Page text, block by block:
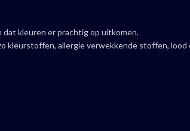
kleuren er prachtig op uitkomen.
allergie verwekkende stoffen, lood